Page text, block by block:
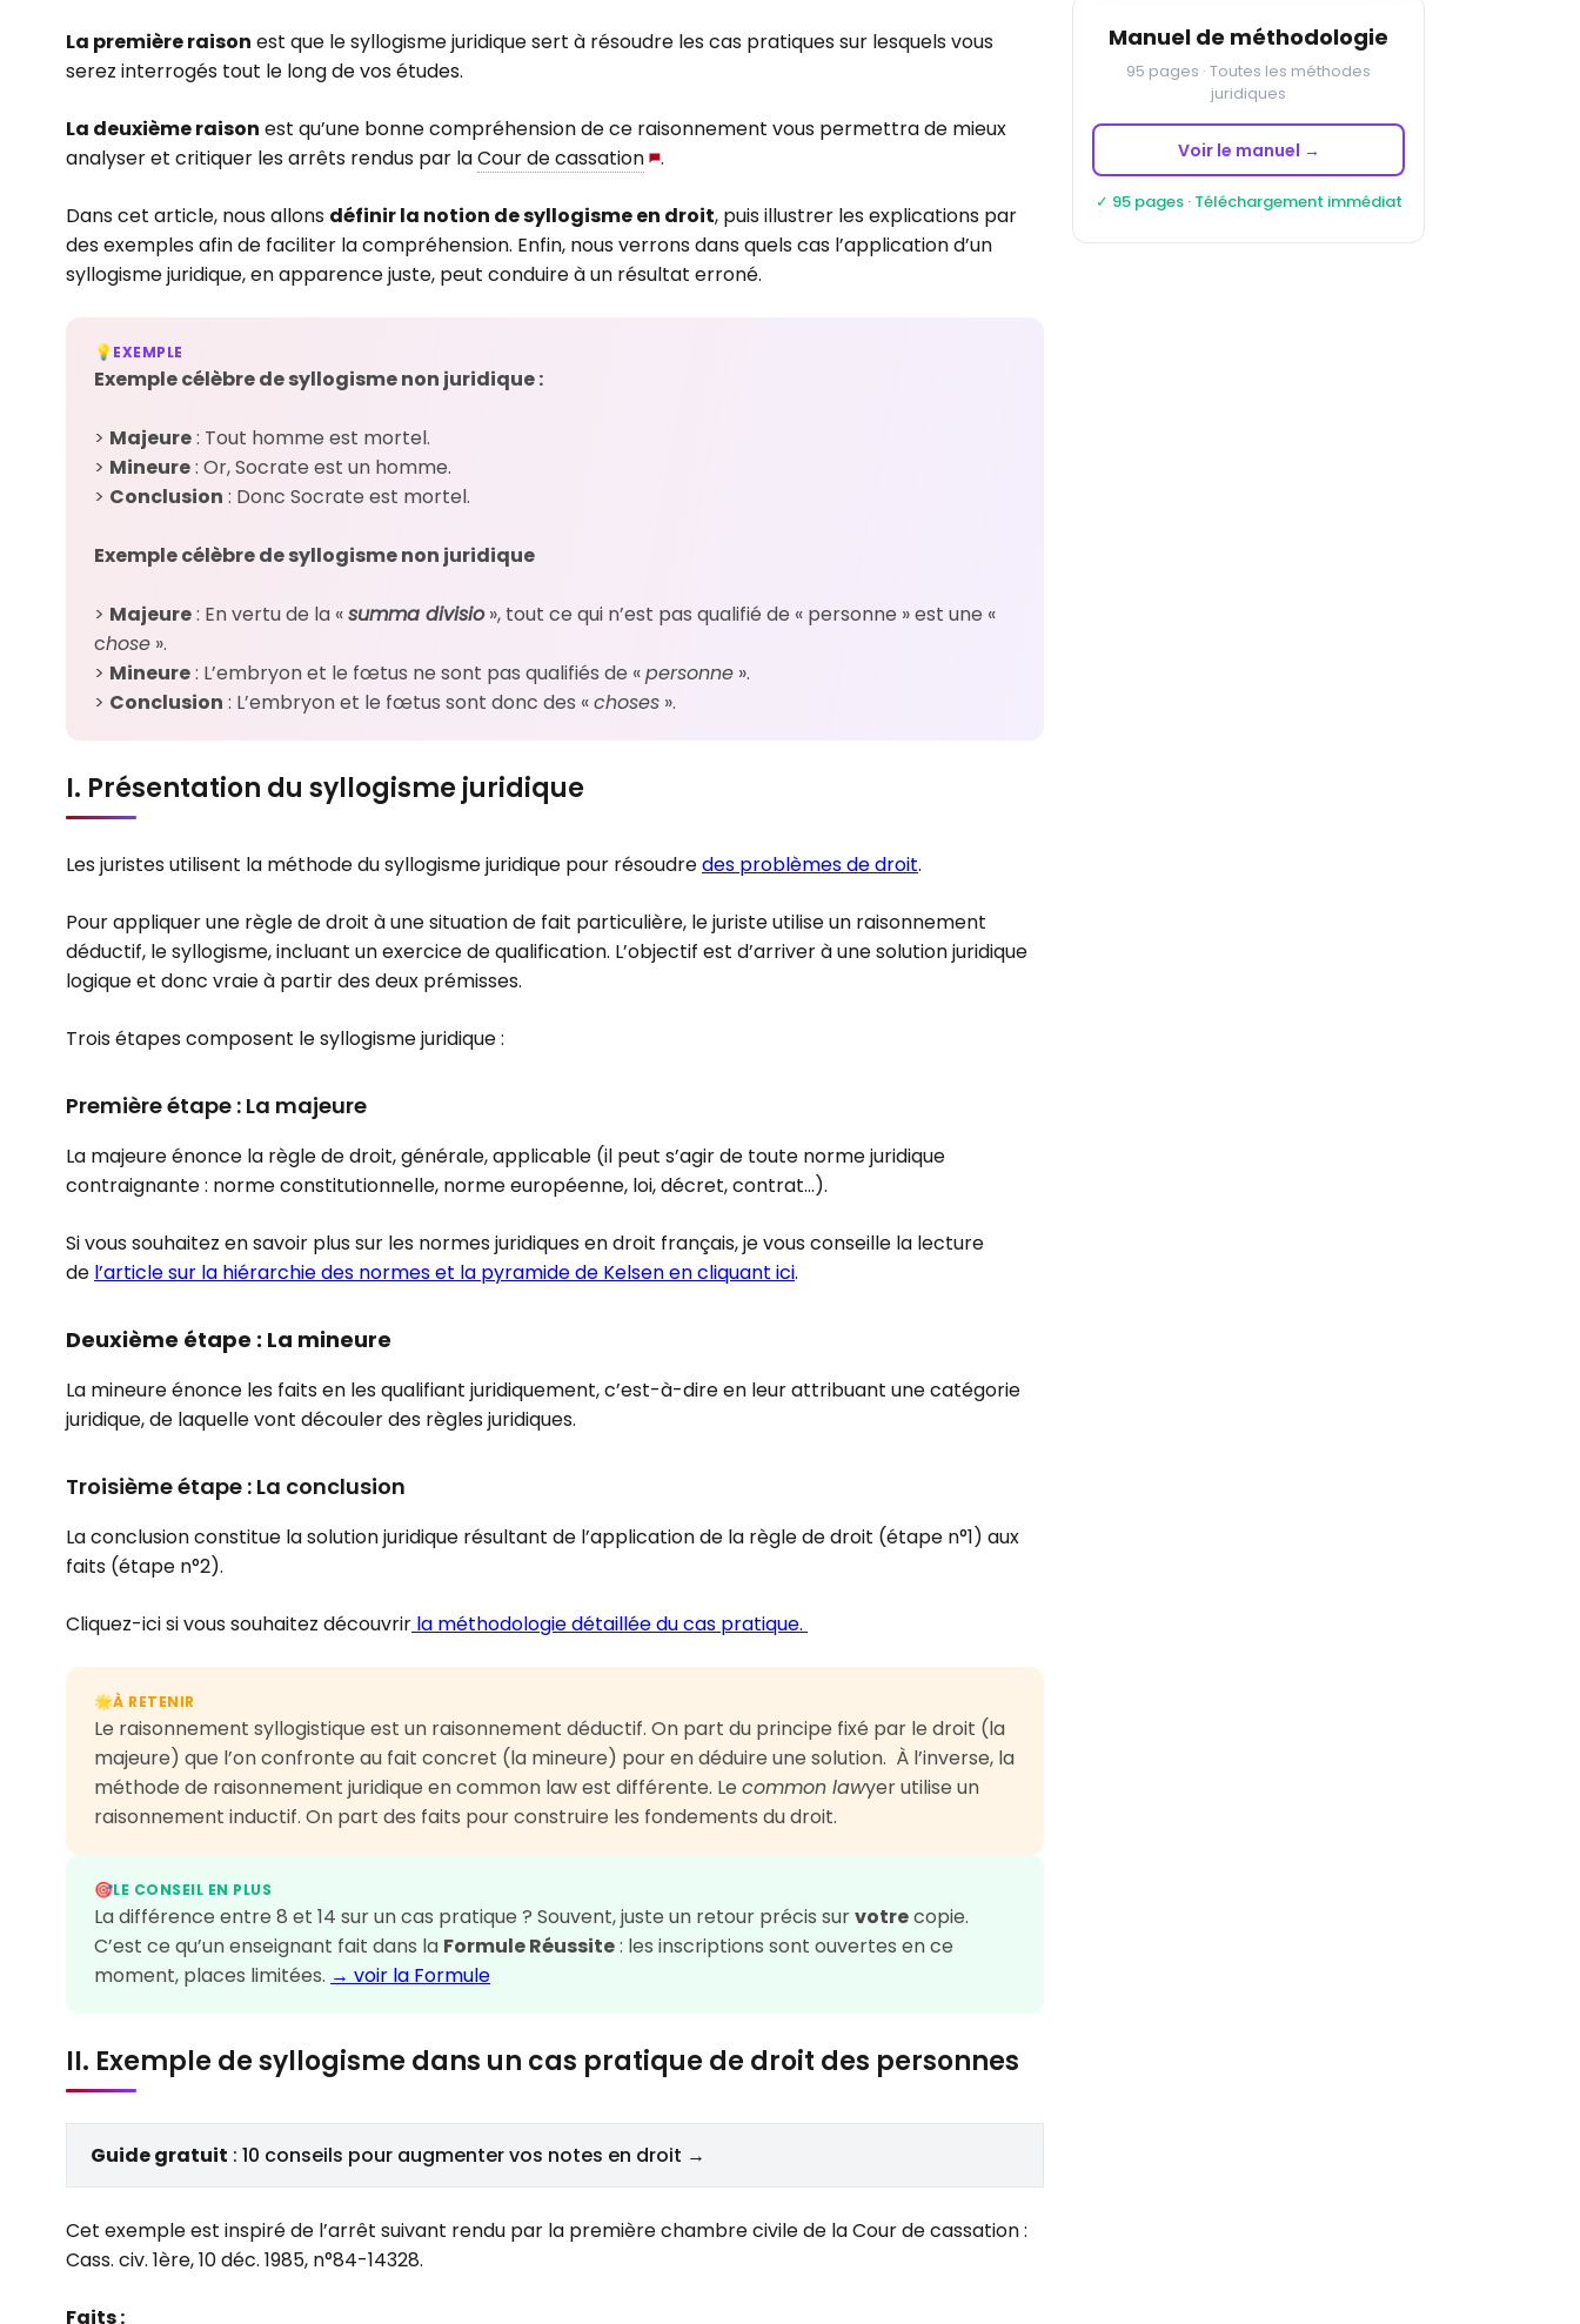
La première raison est que le syllogisme juridique sert à résoudre les cas pratiques sur lesquels vous
serez interrogés tout le long de vos études.
La deuxième raison est qu’une bonne compréhension de ce raisonnement vous permettra de mieux
analyser et critiquer les arrêts rendus par laCour de cassation .
Dans cet article, nous allons définir la notion de syllogisme en droit, puis illustrer les explications par
des exemples afin de faciliter la compréhension. Enfin, nous verrons dans quels cas l’application d’un
syllogisme juridique, en apparence juste, peut conduire à un résultat erroné.
💡 EXEMPLE
Exemple célèbre de syllogisme non juridique :
> Majeure: Tout homme est mortel.
> Mineure: Or, Socrate est un homme.
> Conclusion : Donc Socrate est mortel.
Exemple célèbre de syllogisme non juridique
> Majeure: En vertu de la «summa divisio», tout ce qui n’est pas qualifié de « personne » est une «
chose ».
> Mineure: L’embryon et le fœtus ne sont pas qualifiés de «personne ».
> Conclusion : L’embryon et le fœtus sont donc des «choses ».
I. Présentation du syllogisme juridique
Les juristes utilisent la méthode du syllogisme juridique pour résoudredes problèmes de droit.
Pour appliquer une règle de droit à une situation de fait particulière, le juriste utilise un raisonnement
déductif, le syllogisme, incluant un exercice de qualification. L’objectif est d’arriver à une solution juridique
logique et donc vraie à partir des deux prémisses.
Trois étapes composent le syllogisme juridique :
Première étape : La majeure
La majeure énonce la règle de droit, générale, applicable (il peut s’agir de toute norme juridique
contraignante : norme constitutionnelle, norme européenne, loi, décret, contrat…).
Si vous souhaitez en savoir plus sur les normes juridiques en droit français, je vous conseille la lecture
de l’article sur la hiérarchie des normes et la pyramide de Kelsen en cliquant ici.
Deuxième étape : La mineure
La mineure énonce les faits en les qualifiant juridiquement, c’est-à-dire en leur attribuant une catégorie
juridique, de laquelle vont découler des règles juridiques.
Troisième étape : La conclusion
La conclusion constitue la solution juridique résultant de l’application de la règle de droit (étape n°1) aux
faits (étape n°2).
Cliquez-ici si vous souhaitez découvrir la méthodologie détaillée du cas pratique.
🌟À RETENIR
Le raisonnement syllogistique est un raisonnement déductif. On part du principe fixé par le droit (la
majeure) que l’on confronte au fait concret (la mineure) pour en déduire une solution. À l’inverse, la
méthode de raisonnement juridique en common law est différente. Le common lawyer utilise un
raisonnement inductif. On part des faits pour construire les fondements du droit.
🎯LE CONSEIL EN PLUS
La différence entre 8 et 14 sur un cas pratique ? Souvent, juste un retour précis survotrecopie.
C’est ce qu’un enseignant fait dans la Formule Réussite: les inscriptions sont ouvertes en ce
moment, places limitées. → voir la Formule
II. Exemple de syllogisme dans un cas pratique de droit des personnes
Guide gratuit : 10 conseils pour augmenter vos notes en droit →
Cet exemple est inspiré de l’arrêt suivant rendu par la première chambre civile de la Cour de cassation :
Cass. civ. 1ère, 10 déc. 1985, n°84-14328.
Faits :
Manuel de méthodologie
95 pages · Toutes les méthodes
juridiques
Voir le manuel →
✓ 95 pages · Téléchargement immédiat